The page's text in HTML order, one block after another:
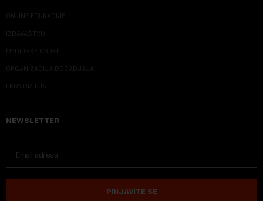
ONLINE EDUKACIJE
IZDAVAŠTVO
MEDIJSKE OBUKE
ORGANIZACIJA DOGADJAJA
EKONOM I JA
NEWSLETTER
PRIJAVITE SE